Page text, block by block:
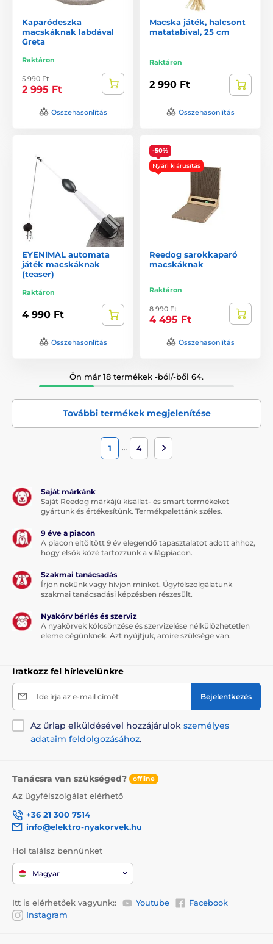
Kaparódeszka
macskáknak labdával
Greta
Raktáron
5 990 Ft
2 995 Ft
Összehasonlítás
Macska játék, halcsont
matatabival, 25 cm
Raktáron
2 990 Ft
Összehasonlítás
EYENIMAL automata
játék macskáknak
(teaser)
Raktáron
4 990 Ft
Összehasonlítás
-50%
Nyári kiárusítás
Reedog sarokkaparó
macskáknak
Raktáron
8 990 Ft
4 495 Ft
Összehasonlítás
Ön már 18 termékek -ból/-ből 64.
További termékek megjelenítése
1 … 4
Saját márkánk
Saját Reedog márkájú kisállat- és smart termékeket
gyártunk és értékesítünk. Termékpalettánk széles.
9 éve a piacon
A piacon eltöltött 9 év elegendő tapasztalatot adott ahhoz,
hogy elsők közé tartozzunk a világpiacon.
Szakmai tanácsadás
Írjon nekünk vagy hívjon minket. Ügyfélszolgálatunk
szakmai tanácsadási képzésben részesült.
Nyakörv bérlés és szerviz
A nyakörvek kölcsönzése és szervizelése nélkülözhetetlen
eleme cégünknek. Azt nyújtjuk, amire szüksége van.
Iratkozz fel hírlevelünkre
Ide írja az e-mail címét Bejelentkezés
Az űrlap elküldésével hozzájárulok személyes
adataim feldolgozásához.
Tanácsra van szükséged? offline
Az ügyfélszolgálat elérhető
+36 21 300 7514
info@elektro-nyakorvek.hu
Hol találsz bennünket
Magyar
Itt is elérhetőek vagyunk:: Youtube
Facebook
Instagram